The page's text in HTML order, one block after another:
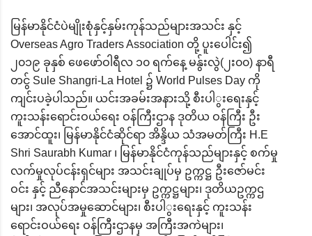
မြန်မာနိုင်ငံပဲမျိုးစုံနှင့်နှမ်းကုန်သည်များအသင်း နှင့်
Overseas Agro Traders Association တို့ ပူးပေါင်း၍
၂၀၁၉ ခုနှစ် ဖေဖော်ဝါရီလ ၁၀ ရက်နေ့ မနွ်းလွဲ(၂း၀၀) နာရီ
တငွ် Sule Shangri-La Hotel ၌ World Pulses Day ကို
ကျင်းပခဲ့ပါသည်။ ယင်းအခမ်းအနားသို့ စီးပါွးရေးနှင့်
ကူးသန်းရောင်းဝယ်ရေး ဝန်ကြီးဌာန ဒုတိယ ဝန်ကြီး ဦး
အောင်ထူး၊ မြန်မာနိုင်ငံဆိုင်ရာ အိန္ဒိယ သံအမတ်ကြီး H.E
Shri Saurabh Kumar ၊ မြန်မာနိုင်ငံကုန်သည်များနှင့် စက်မှု
လက်မှုလုပ်ငန်းရှင်များ အသင်းချုပ်မှ ဥက္ကဋ္ဌ ဦးဇော်မင်း
ဝင်း နှင့် ညီနောင်အသင်းများမှ ဥက္ကဋ္ဌများ၊ ဒုတိယဥက္ကဌ
များ၊ အလုပ်အမှုဆောင်များ၊ စီးပါွးရေးနှင့် ကူးသန်း
ရောင်းဝယ်ရေး ဝန်ကြီးဌာနမှ အကြီးအကဲများ၊